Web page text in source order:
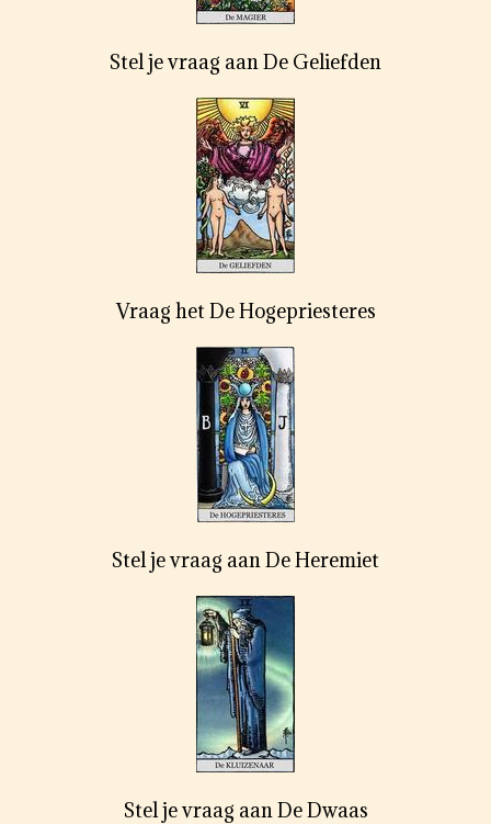
Stel je vraag aan De Geliefden
Vraag het De Hogepriesteres
Stel je vraag aan De Heremiet
Stel je vraag aan De Dwaas